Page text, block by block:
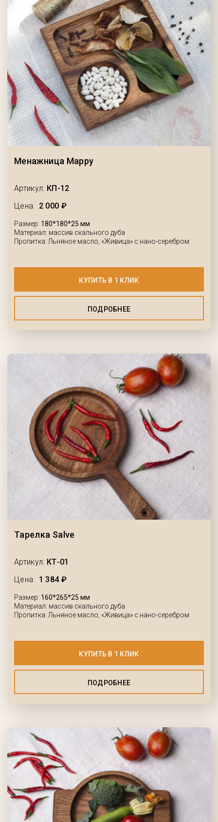
Менажница Mappy
Артикул: КП-12
Цена: 2 000 ₽
Размер: 180*180*25 мм
Материал: массив скального дуба
Пропитка: Льняное масло, «Живица» с нано-серебром
КУПИТЬ В 1 КЛИК
ПОДРОБНЕЕ
Тарелка Salve
Артикул: КТ-01
Цена: 1 384 ₽
Размер: 160*265*25 мм
Материал: массив скального дуба
Пропитка: Льняное масло, «Живица» с нано-серебром
КУПИТЬ В 1 КЛИК
ПОДРОБНЕЕ